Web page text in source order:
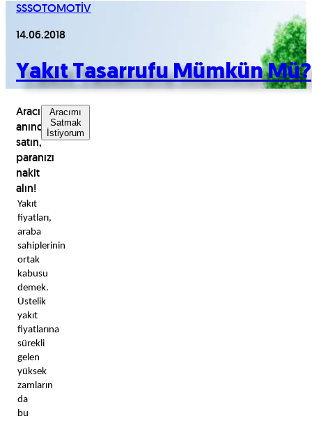
SSSOTOMOTİV
14.06.2018
Yakıt Tasarrufu Mümkün Mü?
Aracınızı
anında
satın,
paranızı
nakit
alın!
Aracımı
Satmak
İstiyorum
Yakıt
fiyatları,
araba
sahiplerinin
ortak
kabusu
demek.
Üstelik
yakıt
fiyatlarına
sürekli
gelen
yüksek
zamların
da
bu